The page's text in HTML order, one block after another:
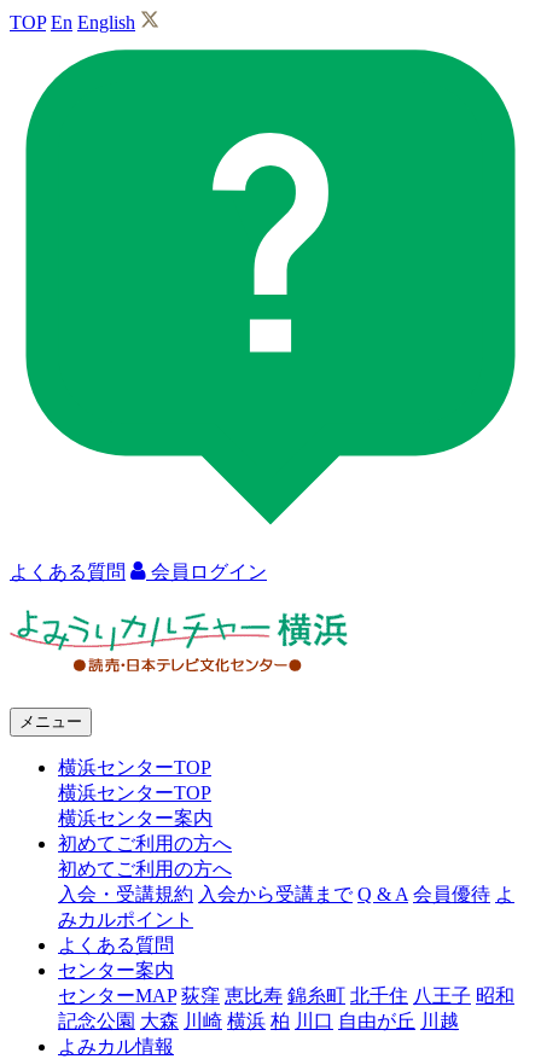
TOP En English
よくある質問 会員ログイン
ャ
浜
メニュー
横浜センターTOP
横浜センターTOP
横浜センター案内
初めてご利用の方へ
初めてご利用の方へ
入会・受講規約 入会から受講まで Q & A 会員優待 よ
みカルポイント
よくある質問
センター案内
センターMAP 荻窪 恵比寿 錦糸町 北千住 八王子 昭和
記念公園 大森 川崎 横浜 柏 川口 自由が丘 川越
よみカル情報